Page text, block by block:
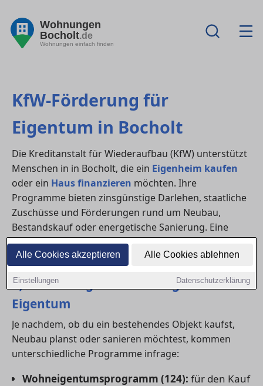
Alle Cookies akzeptieren Alle Cookies ablehnen
Einstellungen Datenschutzerklärung
Wohnungen
Bocholt.de
Wohnungen einfach finden
KfW-Förderung für
Eigentum in Bocholt
Die Kreditanstalt für Wiederaufbau (KfW) unterstützt
Menschen in in Bocholt, die ein Eigenheim kaufen
oder ein Haus finanzieren möchten. Ihre
Programme bieten zinsgünstige Darlehen, staatliche
Zuschüsse und Förderungen rund um Neubau,
Bestandskauf oder energetische Sanierung. Eine
frühzeitige Planung lohnt sich – oft lassen sich
mehrere Programme kombinieren.
1) Die wichtigsten KfW-Programme für
Eigentum
Je nachdem, ob du ein bestehendes Objekt kaufst,
Neubau planst oder sanieren möchtest, kommen
unterschiedliche Programme infrage:
Wohneigentumsprogramm (124): für den Kauf